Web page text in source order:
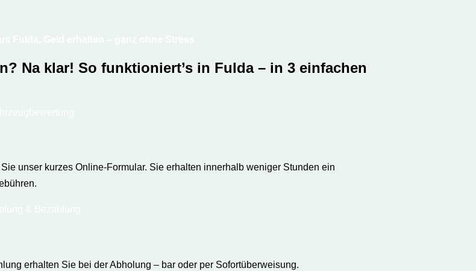
Na klar! So funktioniert’s in Fulda – in 3 einfachen
unser kurzes Online-Formular. Sie erhalten innerhalb weniger Stunden ein
erhalten Sie bei der Abholung – bar oder per Sofortüberweisung.